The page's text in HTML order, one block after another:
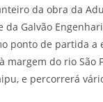
da obra da
da Galvão
ponto de partida a
margem do rio São
e percorrerá